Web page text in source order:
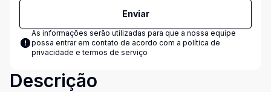
Enviar
As informações serão utilizadas para que a nossa equipe
possa entrar em contato de acordo com a política de
privacidade e termos de serviço
Descrição